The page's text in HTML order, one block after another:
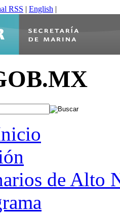
RSS | English |
de Alto